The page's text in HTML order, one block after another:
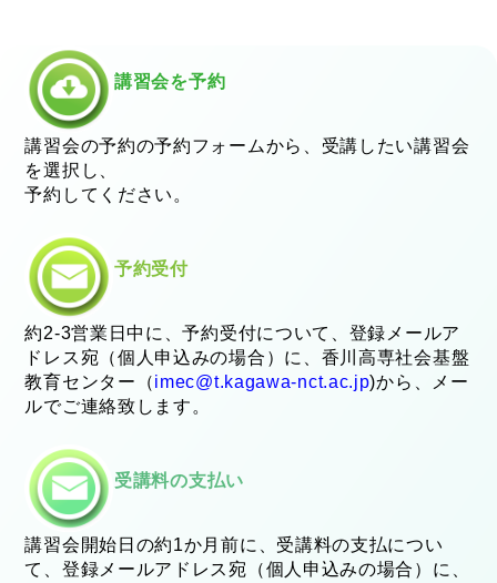
講習会を予約
講習会の予約の予約フォームから、受講したい講習会
を選択し、
予約してください。
予約受付
約2-3営業日中に、予約受付について、登録メールア
ドレス宛（個人申込みの場合）に、香川高専社会基盤
教育センター（imec@t.kagawa-nct.ac.jp)から、メー
ルでご連絡致します。
受講料の支払い
講習会開始日の約1か月前に、受講料の支払につい
て、登録メールアドレス宛（個人申込みの場合）に、